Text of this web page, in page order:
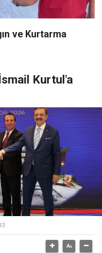
ve Kurtarma
Kurtul'a